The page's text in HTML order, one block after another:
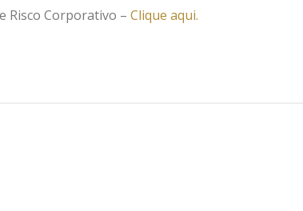
Risco Corporativo – Clique aqui.